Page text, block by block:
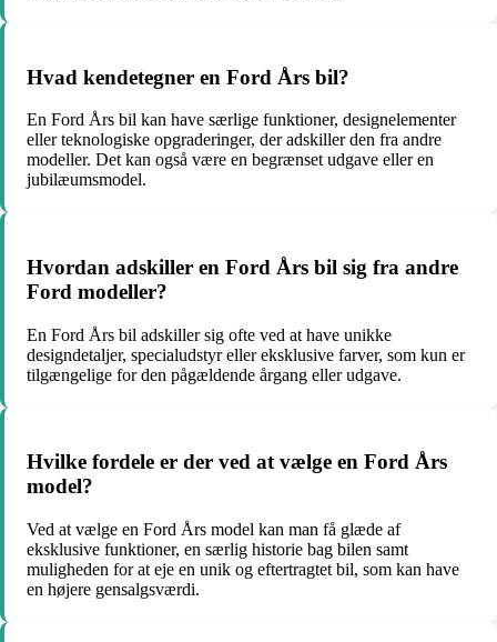
Hvad kendetegner en Ford Års bil?
En Ford Års bil kan have særlige funktioner, designelementer
eller teknologiske opgraderinger, der adskiller den fra andre
modeller. Det kan også være en begrænset udgave eller en
jubilæumsmodel.
Hvordan adskiller en Ford Års bil sig fra andre
Ford modeller?
En Ford Års bil adskiller sig ofte ved at have unikke
designdetaljer, specialudstyr eller eksklusive farver, som kun er
tilgængelige for den pågældende årgang eller udgave.
Hvilke fordele er der ved at vælge en Ford Års
model?
Ved at vælge en Ford Års model kan man få glæde af
eksklusive funktioner, en særlig historie bag bilen samt
muligheden for at eje en unik og eftertragtet bil, som kan have
en højere gensalgsværdi.